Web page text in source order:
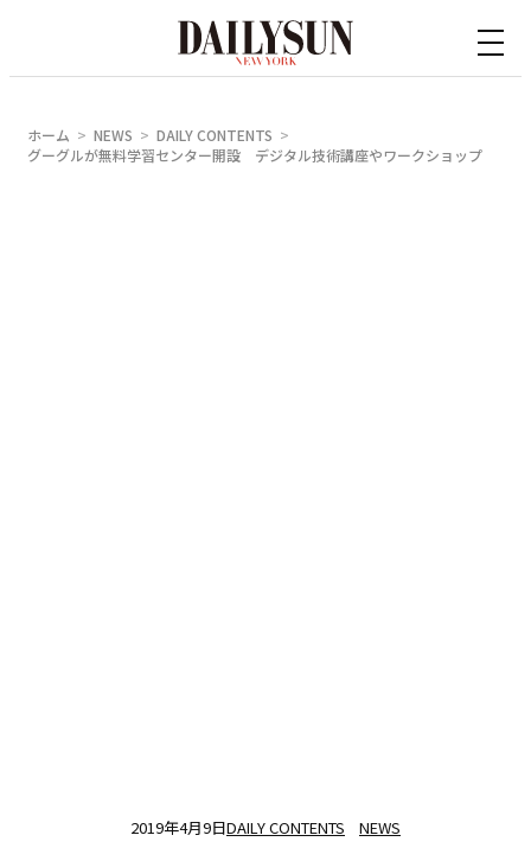
ホーム NEWS
DAILY CONTENTS
グーグルが無料学習センター開設 デジタル技術講座やワークショップ
2019年4月9日DAILY CONTENTS NEWS